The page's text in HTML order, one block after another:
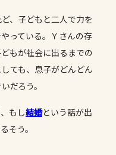
、子どもと二人で力を
っている。Ｙさんの存
もが社会に出るまでの
ても、息子がどんどん
だろう。
もし結婚という話が出
そう。